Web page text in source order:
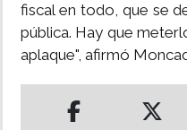
fiscal en todo, que se
pública. Hay que
aplaque", afirmó